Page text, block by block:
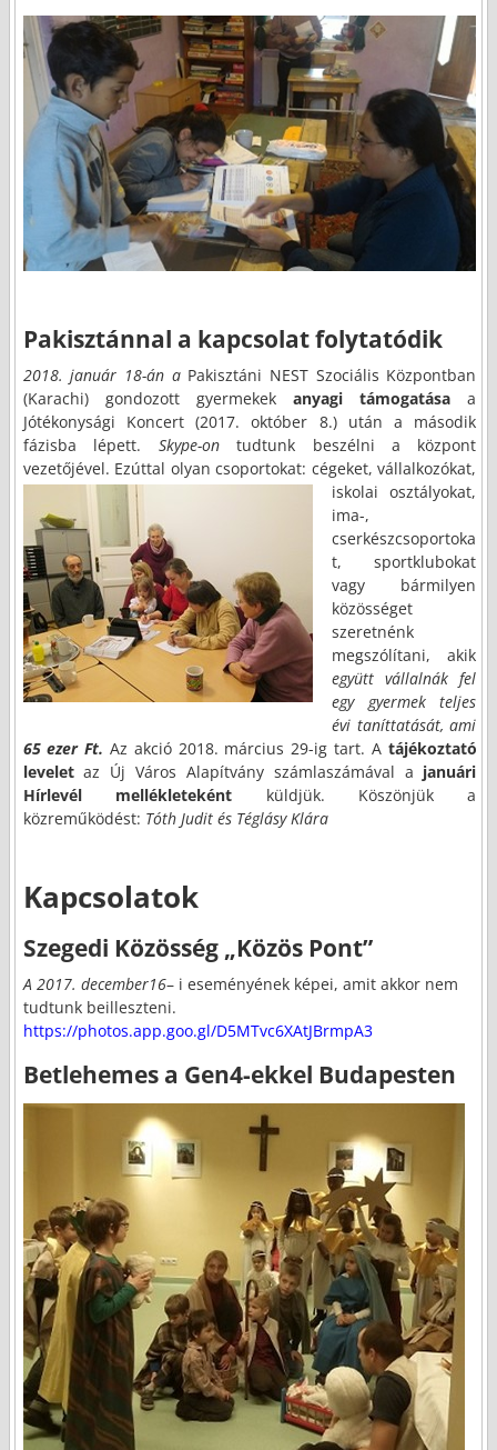
Pakisztánnal a kapcsolat folytatódik
2018. január 18-án aPakisztáni NEST Szociális Központban
(Karachi) gondozott gyermekekanyagi támogatása a
Jótékonysági Koncert (2017. október 8.) után a második
fázisba lépett. Skype-ontudtunk beszélni a központ
vezetőjével. Ezúttal olyan csoportokat: cégeket,vállalkozókat,
iskolai osztályokat,
ima-,
cserkészcsoportoka
t, sportklubokat
vagy bármilyen
közösséget
szeretnénk
megszólítani, akik
együtt vállalnák fel
egy gyermek teljes
évi taníttatását, ami
65 ezer Ft. Az akció 2018. március 29-ig tart. A tájékoztató
leveletaz Új Város Alapítvány számlaszámával a januári
Hírlevél mellékleteként küldjük. Köszönjük a
közreműködést: Tóth Judit és Téglásy Klára
Kapcsolatok
Szegedi Közösség „Közös Pont”
A 2017. december16– i eseményének képei, amit akkor nem
tudtunk beilleszteni.
https://photos.app.goo.gl/D5MTvc6XAtJBrmpA3
Betlehemes a Gen4-ekkel Budapesten